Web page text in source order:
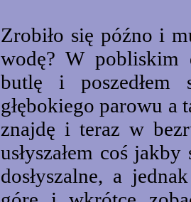
Zrobiło się późno i
wodę? W pobliskim
butlę i poszedłem
głębokiego parowu a
znajdę i teraz w
usłyszałem coś
dosłyszalne, a